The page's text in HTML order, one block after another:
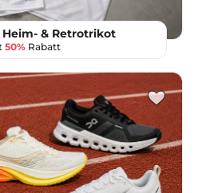
& Retrotrikot
50% Rabatt